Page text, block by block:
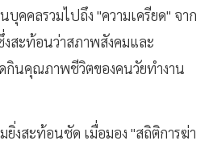
คลรวมไปถึง "ความเครียด" จาก
งสะท้อนว่าสภาพสังคมและ
กินคุณภาพชีวิตของคนวัยทำงาน
งสะท้อนชัด เมื่อมอง "สถิติการฆ่า